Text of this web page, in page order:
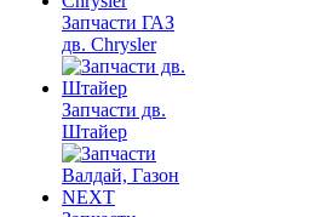
Запчасти ГАЗ
дв. Chrysler
Запчасти дв.
Штайер